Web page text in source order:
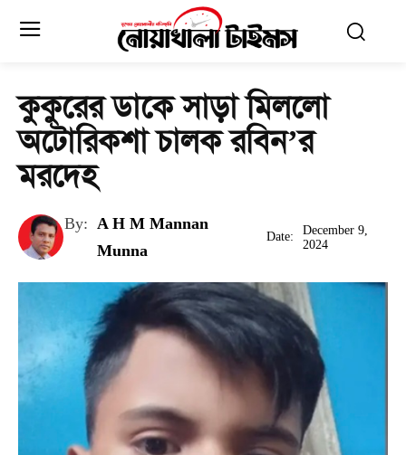
কুকুরের ডাকে সাড়া মিললো
অটোরিকশা চালক রবিন’র
মরদেহ
By: A H M Mannan
Munna
Date:
December 9,
2024